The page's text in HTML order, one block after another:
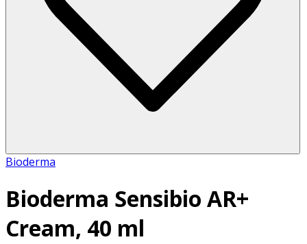
Bioderma
Bioderma Sensibio AR+
Cream, 40 ml